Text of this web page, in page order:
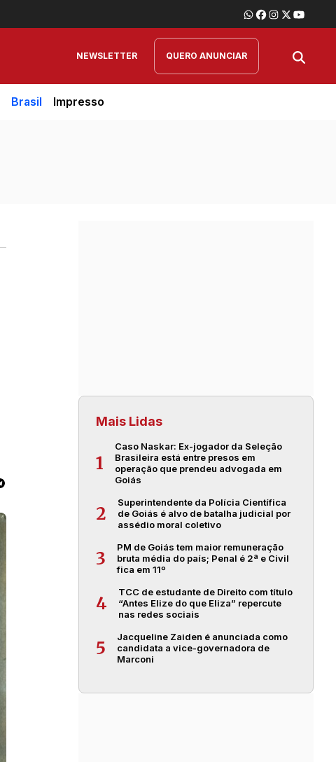
NEWSLETTER QUERO ANUNCIAR
Brasil Impresso
Mais Lidas
1
Caso Naskar: Ex-jogador da Seleção
Brasileira está entre presos em
operação que prendeu advogada em
Goiás
2
Superintendente da Polícia Científica
de Goiás é alvo de batalha judicial por
assédio moral coletivo
3
PM de Goiás tem maior remuneração
bruta média do país; Penal é 2ª e Civil
fica em 11º
4
TCC de estudante de Direito com título
“Antes Elize do que Eliza” repercute
nas redes sociais
5
Jacqueline Zaiden é anunciada como
candidata a vice-governadora de
Marconi